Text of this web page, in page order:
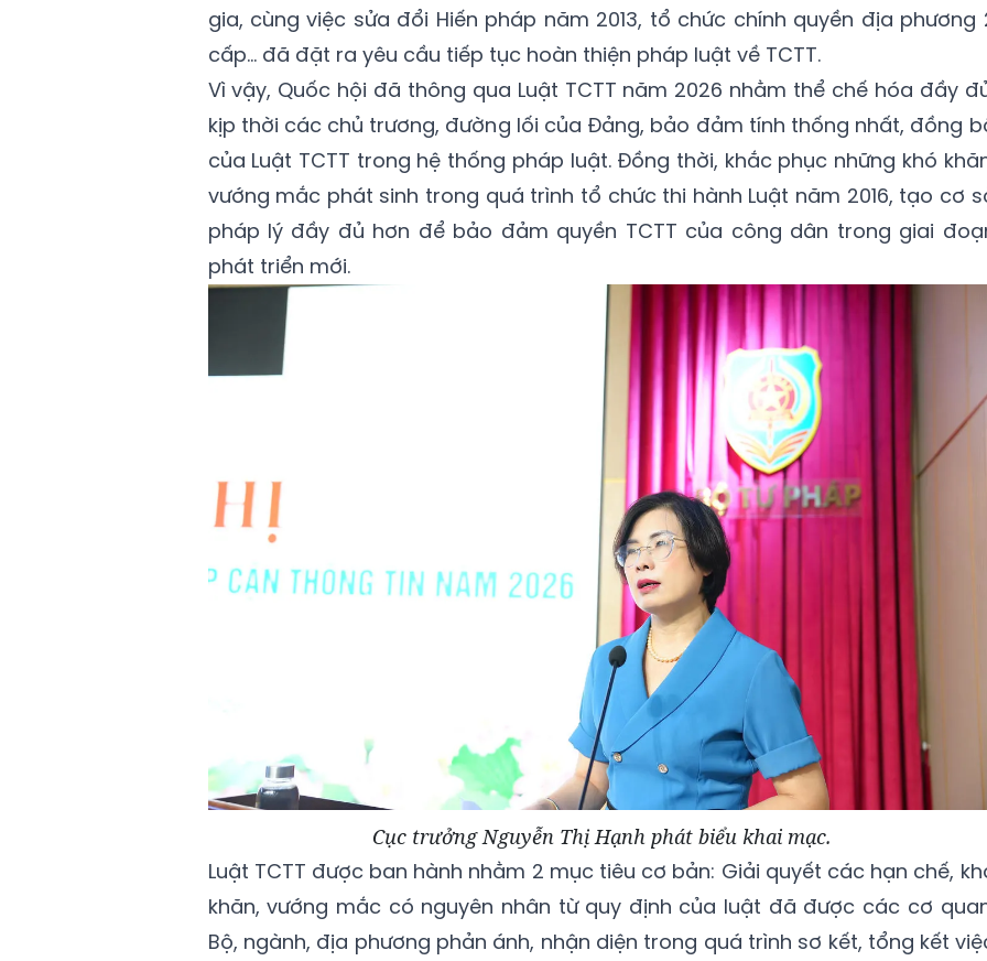
gia, cùng việc sửa đổi Hiến pháp năm 2013, tổ chức chính quyền địa phương
cấp... đã đặt ra yêu cầu tiếp tục hoàn thiện pháp luật về TCTT.
Vì vậy, Quốc hội đã thông qua Luật TCTT năm 2026 nhằm thể chế hóa đầy
kịp thời các chủ trương, đường lối của Đảng, bảo đảm tính thống nhất, đồng
của Luật TCTT trong hệ thống pháp luật. Đồng thời, khắc phục những khó
vướng mắc phát sinh trong quá trình tổ chức thi hành Luật năm 2016, tạo cơ
pháp lý đầy đủ hơn để bảo đảm quyền TCTT của công dân trong giai
phát triển mới.
Cục trưởng Nguyễn Thị Hạnh phát biểu khai mạc.
Luật TCTT được ban hành nhằm 2 mục tiêu cơ bản: Giải quyết các hạn chế,
khăn, vướng mắc có nguyên nhân từ quy định của luật đã được các cơ
Bộ, ngành, địa phương phản ánh, nhận diện trong quá trình sơ kết, tổng kết